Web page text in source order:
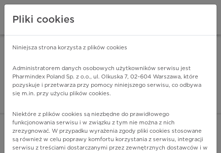
Pharmindex - lider
ZALOGUJ SIĘ
Pliki cookies
Niniejsza strona korzysta z plików cookies
Administratorem danych osobowych użytkowników serwisu jest
Pharmindex Poland Sp. z o.o., ul. Olkuska 7, 02-604 Warszawa, które
pozyskuje i przetwarza przy pomocy niniejszego serwisu, co odbywa
się m.in. przy użyciu plików cookies.
Niektóre z plików cookies są niezbędne do prawidłowego
funkcjonowania serwisu i w związku z tym nie można z nich
zrezygnować. W przypadku wyrażenia zgody pliki cookies stosowane
są również w celu poprawy komfortu korzystania z serwisu, integracji
serwisu z treściami dostarczanymi przez zewnętrznych dostawców i w
ZA DARMO - w Google Play INSTALUJ